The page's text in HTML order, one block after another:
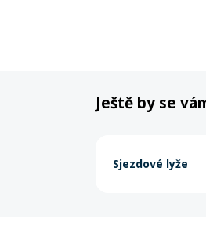
Ještě by se
Sjezdové lyže